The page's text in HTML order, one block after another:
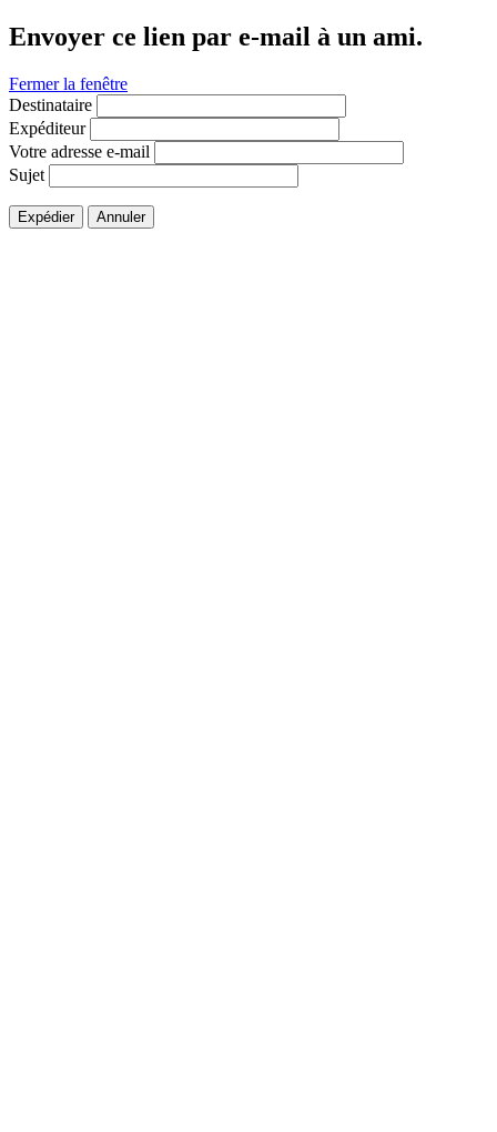
Envoyer ce lien par e-mail à un ami.
Fermer la fenêtre
Destinataire
Expéditeur
Votre adresse e-mail
Sujet
Expédier Annuler